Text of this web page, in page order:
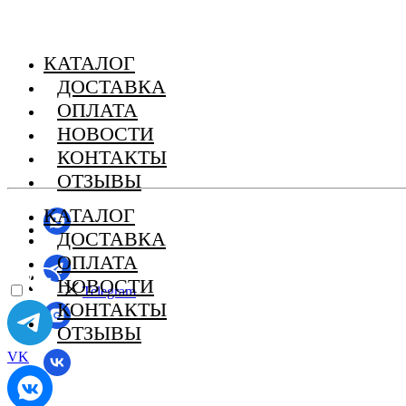
КАТАЛОГ
ДОСТАВКА
ОПЛАТА
НОВОСТИ
КОНТАКТЫ
ОТЗЫВЫ
КАТАЛОГ
ДОСТАВКА
ОПЛАТА
НОВОСТИ
КОНТАКТЫ
ОТЗЫВЫ
Telegram
VK